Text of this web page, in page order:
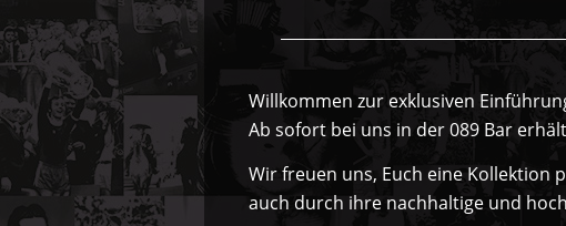
Willkommen zur exklusiven
Ab sofort bei uns in der 089 Bar
Wir freuen uns, Euch eine Kollektion
auch durch ihre nachhaltige und